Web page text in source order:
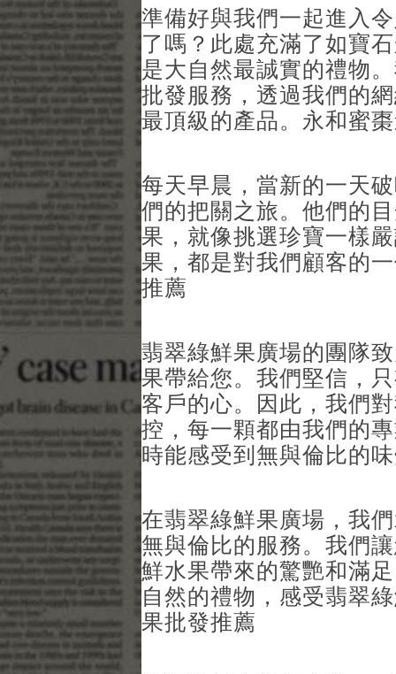
準備好與我們一起進入
了嗎？此處充滿了如寶
是大自然最誠實的禮物
批發服務，透過我們的
最頂級的產品。永和蜜
每天早晨，當新的一天
們的把關之旅。他們的
果，就像挑選珍寶一樣
果，都是對我們顧客的
推薦
翡翠綠鮮果廣場的團隊
果帶給您。我們堅信，
客戶的心。因此，我們
控，每一顆都由我們的
時能感受到無與倫比的
在翡翠綠鮮果廣場，我
無與倫比的服務。我們
鮮水果帶來的驚艷和滿
自然的禮物，感受翡翠
果批發推薦